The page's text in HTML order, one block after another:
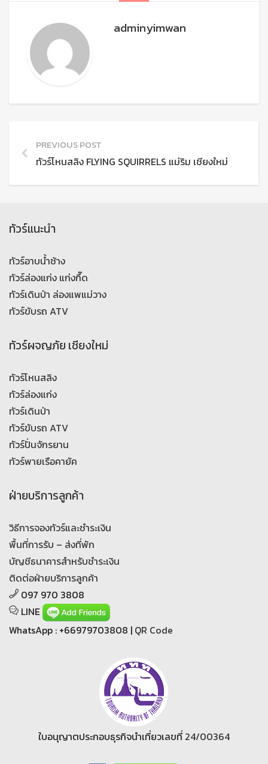
adminyimwan
PREVIOUS POST
ทัวร์โหนสลิง FLYING SQUIRRELS แม่ริม เชียงใหม่
ทัวร์แนะนำ
ทัวร์อาบน้ำช้าง
ทัวร์ล่องแก่ง แก่งกึ๊ด
ทัวร์เดินป่า ล่องแพแม่วาง
ทัวร์ขับรถ ATV
ทัวร์ผจญภัย เชียงใหม่
ทัวร์โหนสลิง
ทัวร์ล่องแก่ง
ทัวร์เดินป่า
ทัวร์ขับรถ ATV
ทัวร์ปั่นจักรยาน
ทัวร์พายเรือคายัค
ฝ่ายบริการลูกค้า
วิธีการจองทัวร์และชำระเงิน
พื้นที่การรับ – ส่งที่พัก
บัญชีธนาคารสำหรับชำระเงิน
ติดต่อฝ่ายบริการลูกค้า
097 970 3808
LINE
WhatsApp : +66979703808 | QR Code
ใบอนุญาตประกอบธุรกิจนำเที่ยวเลขที่ 24/00364